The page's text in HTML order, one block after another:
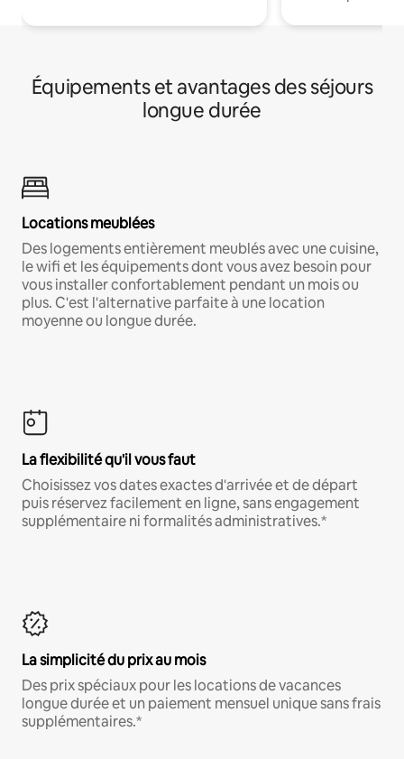
Équipements et avantages des séjours
longue durée
Locations meublées
Des logements entièrement meublés avec une cuisine,
le wifi et les équipements dont vous avez besoin pour
vous installer confortablement pendant un mois ou
plus. C'est l'alternative parfaite à une location
moyenne ou longue durée.
La flexibilité qu'il vous faut
Choisissez vos dates exactes d'arrivée et de départ
puis réservez facilement en ligne, sans engagement
supplémentaire ni formalités administratives.*
La simplicité du prix au mois
Des prix spéciaux pour les locations de vacances
longue durée et un paiement mensuel unique sans frais
supplémentaires.*